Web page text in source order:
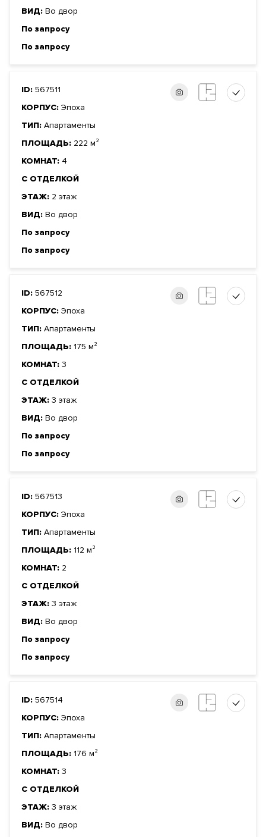
ВИД: Во двор
По запросу
По запросу
ID: 567511
КОРПУС: Эпоха
ТИП: Апартаменты
ПЛОЩАДЬ: 222 м²
КОМНАТ: 4
С ОТДЕЛКОЙ
ЭТАЖ: 2 этаж
ВИД: Во двор
По запросу
По запросу
ID: 567512
КОРПУС: Эпоха
ТИП: Апартаменты
ПЛОЩАДЬ: 175 м²
КОМНАТ: 3
С ОТДЕЛКОЙ
ЭТАЖ: 3 этаж
ВИД: Во двор
По запросу
По запросу
ID: 567513
КОРПУС: Эпоха
ТИП: Апартаменты
ПЛОЩАДЬ: 112 м²
КОМНАТ: 2
С ОТДЕЛКОЙ
ЭТАЖ: 3 этаж
ВИД: Во двор
По запросу
По запросу
ID: 567514
КОРПУС: Эпоха
ТИП: Апартаменты
ПЛОЩАДЬ: 176 м²
КОМНАТ: 3
С ОТДЕЛКОЙ
ЭТАЖ: 3 этаж
ВИД: Во двор